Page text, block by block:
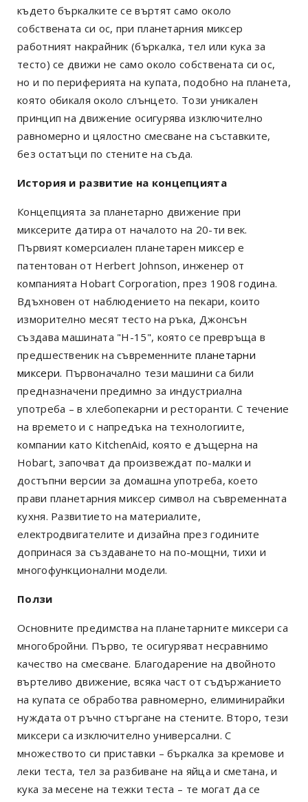
където бъркалките се въртят само около
собствената си ос, при планетарния миксер
работният накрайник (бъркалка, тел или кука за
тесто) се движи не само около собствената си ос,
но и по периферията на купата, подобно на планета,
която обикаля около слънцето. Този уникален
принцип на движение осигурява изключително
равномерно и цялостно смесване на съставките,
без остатъци по стените на съда.
История и развитие на концепцията
Концепцията за планетарно движение при
миксерите датира от началото на 20-ти век.
Първият комерсиален планетарен миксер е
патентован от Herbert Johnson, инженер от
компанията Hobart Corporation, през 1908 година.
Вдъхновен от наблюдението на пекари, които
изморително месят тесто на ръка, Джонсън
създава машината "H-15", която се превръща в
предшественик на съвременнитепланетарни
миксери. Първоначално тези машини са били
предназначени предимно за индустриална
употреба – в хлебопекарни и ресторанти. С течение
на времето и с напредъка на технологиите,
компании като KitchenAid, която е дъщерна на
Hobart, започват да произвеждат по-малки и
достъпни версии за домашна употреба, което
прави планетарния миксер символ на съвременната
кухня. Развитието на материалите,
електродвигателите и дизайна през годините
допринася за създаването на по-мощни, тихи и
многофункционални модели.
Ползи
Основните предимства на планетарните миксери са
многобройни. Първо, те осигуряват несравнимо
качество на смесване. Благодарение на двойното
въртеливо движение, всяка част от съдържанието
на купата се обработва равномерно, елиминирайки
нуждата от ръчно стъргане на стените. Второ, тези
миксери са изключително универсални. С
множеството си приставки – бъркалка за кремове и
леки теста, тел за разбиване на яйца и сметана, и
кука за месене на тежки теста – те могат да се